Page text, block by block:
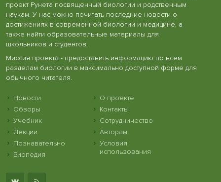
проект Рунета посвященный биологии и родственным
наукам. У нас можно почитать последние новости о
достижениях в современной биологии и медицине, а
также найти образовательные материалы для
школьников и студентов.
Миссия проекта - предоставить информацию по всем
разделам биологии в максимально доступной форме для
обычного читателя.
Новости
Обзоры
Учебник
Лекции
Познавательно
Биопедия
О проекте
Контакты
Сотрудничество
Авторам
Условия
использования